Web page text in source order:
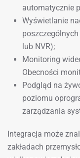
automatycznie
Wyświetlanie
lub NVR);
Monitoring
Obecności
Podgląd na
poziomu
zarządzania
Integracja może
zakładach